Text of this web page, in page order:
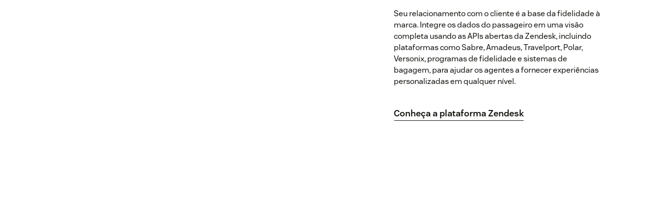
Seu relacionamento com o cliente é a base da fidelidade à
marca. Integre os dados do passageiro em uma visão
completa usando as APIs abertas da Zendesk, incluindo
plataformas como Sabre, Amadeus, Travelport, Polar,
Versonix, programas de fidelidade e sistemas de
bagagem, para ajudar os agentes a fornecer experiências
personalizadas em qualquer nível.
Conheça a plataforma Zendesk